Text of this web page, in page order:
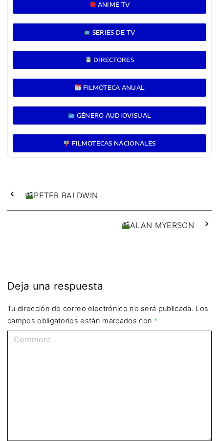
ANIME TV
SERIES DE TV
DIRECTORES
FILMOTECA ANUAL
GÉNERO AUDIOVISUAL
FILMOTECAS NACIONALES
PETER BALDWIN
ALAN MYERSON
Deja una respuesta
Tu dirección de correo electrónico no será publicada. Los
campos obligatorios están marcados con *